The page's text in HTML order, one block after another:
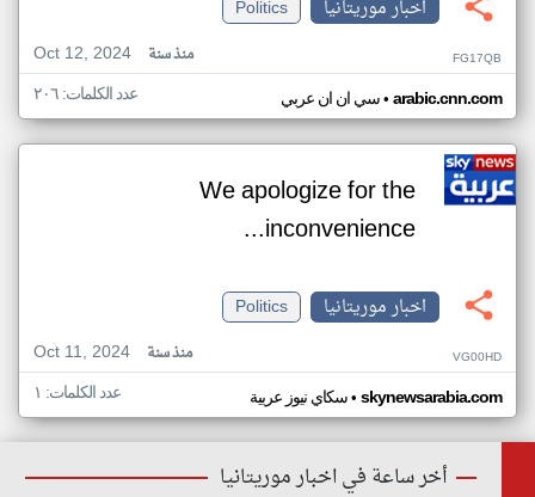
اخبار موريتانيا
Politics
Oct 12, 2024
منذ سنة FG17QB
سي ان ان عربي• arabic.cnn.com عدد الكلمات: ٢٠٦
We apologize for the
inconvenience...
اخبار موريتانيا
Politics
Oct 11, 2024
منذ سنة VG00HD
سكاي نيوز عربية• skynewsarabia.com عدد الكلمات: ١
أخر ساعة في اخبار موريتانيا